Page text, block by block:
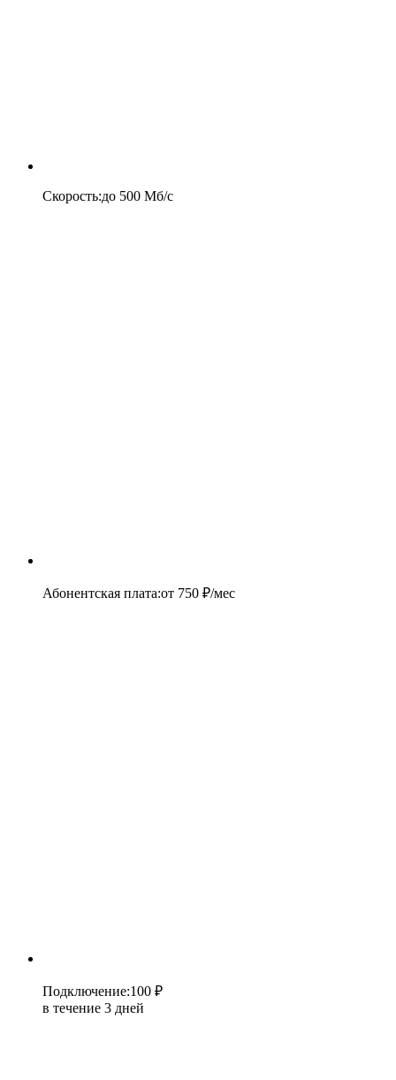
Скорость:до 500 Мб/c
Абонентская плата:от 750 ₽/мес
Подключение:100 ₽
в течение 3 дней